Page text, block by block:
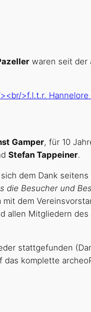
waren seit der
Gamper, für 10
Stefan Tappeiner.
dem Dank seitens
die Besucher und
dem
allen Mitgliedern des
stattgefunden
das komplette